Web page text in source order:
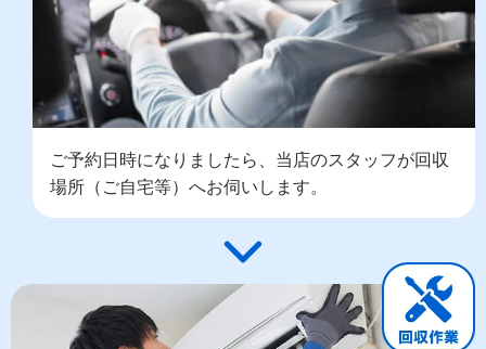
ご予約日時になりましたら、当店のスタッフが回収
場所（ご自宅等）へお伺いします。